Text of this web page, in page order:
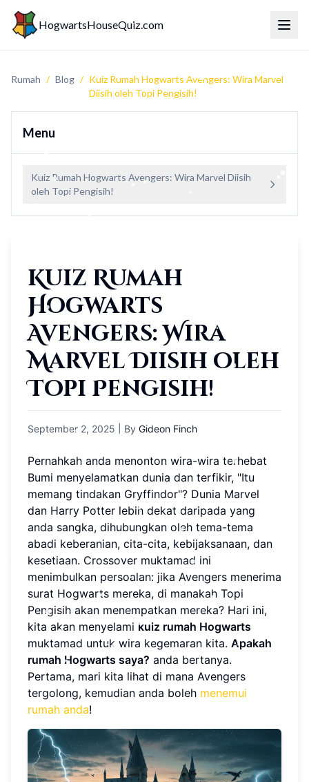
HogwartsHouseQuiz.com
Rumah / Blog / Kuiz Rumah Hogwarts Avengers: Wira Marvel
Diisih oleh Topi Pengisih!
Menu
Kuiz Rumah Hogwarts Avengers: Wira Marvel Diisih
oleh Topi Pengisih!
Kuiz Rumah
Hogwarts
Avengers: Wira
Marvel Diisih oleh
Topi Pengisih!
September 2, 2025 | By Gideon Finch
Pernahkah anda menonton wira-wira terhebat
Bumi menyelamatkan dunia dan terfikir, "Itu
memang tindakan Gryffindor"? Dunia Marvel
dan Harry Potter lebih dekat daripada yang
anda sangka, dihubungkan oleh tema-tema
abadi keberanian, cita-cita, kebijaksanaan, dan
kesetiaan. Crossover muktamad ini
menimbulkan persoalan: jika Avengers menerima
surat Hogwarts mereka, di manakah Topi
Pengisih akan menempatkan mereka? Hari ini,
kita akan menyelami kuiz rumah Hogwarts
muktamad untuk wira kegemaran kita. Apakah
rumah Hogwarts saya? anda bertanya.
Pertama, mari kita lihat di mana Avengers
tergolong, kemudian anda boleh menemui
rumah anda!